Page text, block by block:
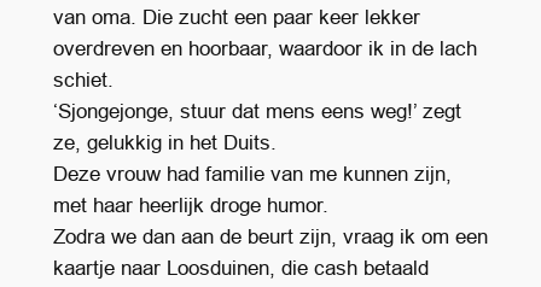
van oma. Die zucht een paar keer lekker
overdreven en hoorbaar, waardoor ik in de lach
schiet.
‘Sjongejonge, stuur dat mens eens weg!’ zegt
ze, gelukkig in het Duits.
Deze vrouw had familie van me kunnen zijn,
met haar heerlijk droge humor.
Zodra we dan aan de beurt zijn, vraag ik om een
kaartje naar Loosduinen, die cash betaald